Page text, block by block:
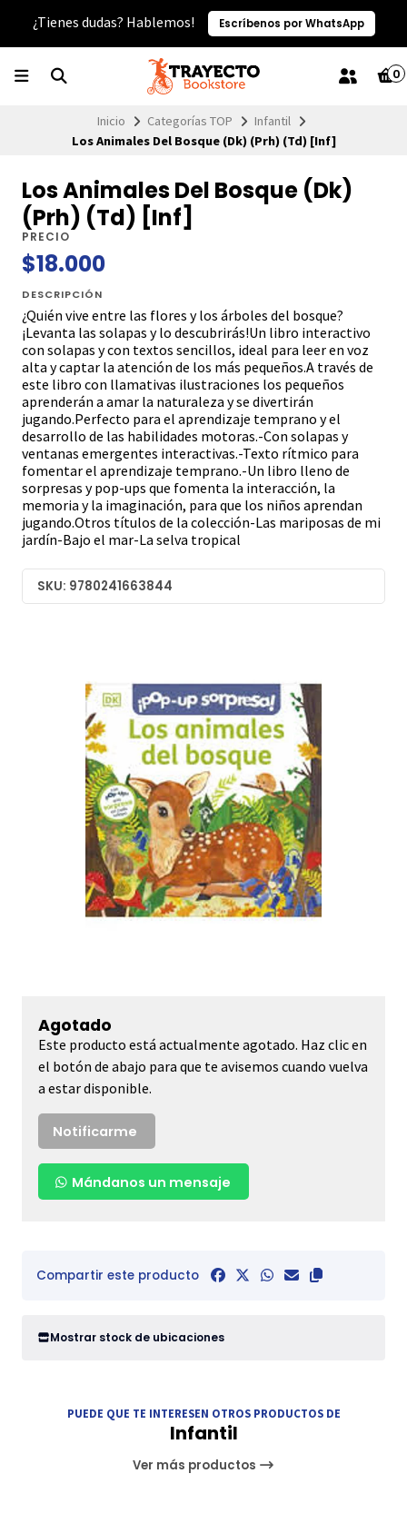
¿Tienes dudas? Hablemos! Escríbenos por WhatsApp
0
Inicio Categorías TOP
Infantil
Los Animales Del Bosque (Dk) (Prh) (Td) [Inf]
Los Animales Del Bosque (Dk)
(Prh) (Td) [Inf]
PRECIO
$18.000
DESCRIPCIÓN
¿Quién vive entre las flores y los árboles del bosque?
¡Levanta las solapas y lo descubrirás!Un libro interactivo
con solapas y con textos sencillos, ideal para leer en voz
alta y captar la atención de los más pequeños.A través de
este libro con llamativas ilustraciones los pequeños
aprenderán a amar la naturaleza y se divertirán
jugando.Perfecto para el aprendizaje temprano y el
desarrollo de las habilidades motoras.-Con solapas y
ventanas emergentes interactivas.-Texto rítmico para
fomentar el aprendizaje temprano.-Un libro lleno de
sorpresas y pop-ups que fomenta la interacción, la
memoria y la imaginación, para que los niños aprendan
jugando.Otros títulos de la colección-Las mariposas de mi
jardín-Bajo el mar-La selva tropical
SKU: 9780241663844
Agotado
Este producto está actualmente agotado. Haz clic en
el botón de abajo para que te avisemos cuando vuelva
a estar disponible.
Notificarme
Mándanos un mensaje
Compartir este producto
Mostrar stock de ubicaciones
PUEDE QUE TE INTERESEN OTROS PRODUCTOS DE
Infantil
Ver más productos